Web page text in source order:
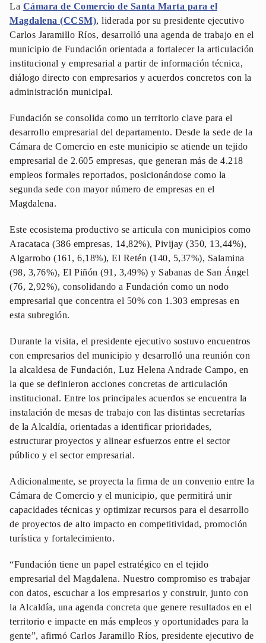
La Cámara de Comercio de Santa Marta para el
Magdalena (CCSM), liderada por su presidente ejecutivo
Carlos Jaramillo Ríos, desarrolló una agenda de trabajo en el
municipio de Fundación orientada a fortalecer la articulación
institucional y empresarial a partir de información técnica,
diálogo directo con empresarios y acuerdos concretos con la
administración municipal.
Fundación se consolida como un territorio clave para el
desarrollo empresarial del departamento. Desde la sede de la
Cámara de Comercio en este municipio se atiende un tejido
empresarial de 2.605 empresas, que generan más de 4.218
empleos formales reportados, posicionándose como la
segunda sede con mayor número de empresas en el
Magdalena.
Este ecosistema productivo se articula con municipios como
Aracataca (386 empresas, 14,82%), Pivijay (350, 13,44%),
Algarrobo (161, 6,18%), El Retén (140, 5,37%), Salamina
(98, 3,76%), El Piñón (91, 3,49%) y Sabanas de San Ángel
(76, 2,92%), consolidando a Fundación como un nodo
empresarial que concentra el 50% con 1.303 empresas en
esta subregión.
Durante la visita, el presidente ejecutivo sostuvo encuentros
con empresarios del municipio y desarrolló una reunión con
la alcaldesa de Fundación, Luz Helena Andrade Campo, en
la que se definieron acciones concretas de articulación
institucional. Entre los principales acuerdos se encuentra la
instalación de mesas de trabajo con las distintas secretarías
de la Alcaldía, orientadas a identificar prioridades,
estructurar proyectos y alinear esfuerzos entre el sector
público y el sector empresarial.
Adicionalmente, se proyecta la firma de un convenio entre la
Cámara de Comercio y el municipio, que permitirá unir
capacidades técnicas y optimizar recursos para el desarrollo
de proyectos de alto impacto en competitividad, promoción
turística y fortalecimiento.
“Fundación tiene un papel estratégico en el tejido
empresarial del Magdalena. Nuestro compromiso es trabajar
con datos, escuchar a los empresarios y construir, junto con
la Alcaldía, una agenda concreta que genere resultados en el
territorio e impacte en más empleos y oportunidades para la
gente”, afirmó Carlos Jaramillo Ríos, presidente ejecutivo de